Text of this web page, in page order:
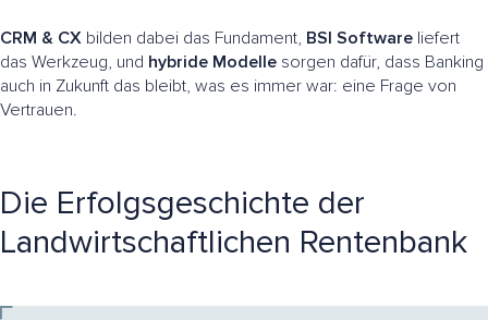
CRM & CX bilden dabei das Fundament, BSI Software liefert
das Werkzeug, und hybride Modelle sorgen dafür, dass Banking
auch in Zukunft das bleibt, was es immer war: eine Frage von
Vertrauen.
Die Erfolgsgeschichte der
Landwirtschaftlichen Rentenbank